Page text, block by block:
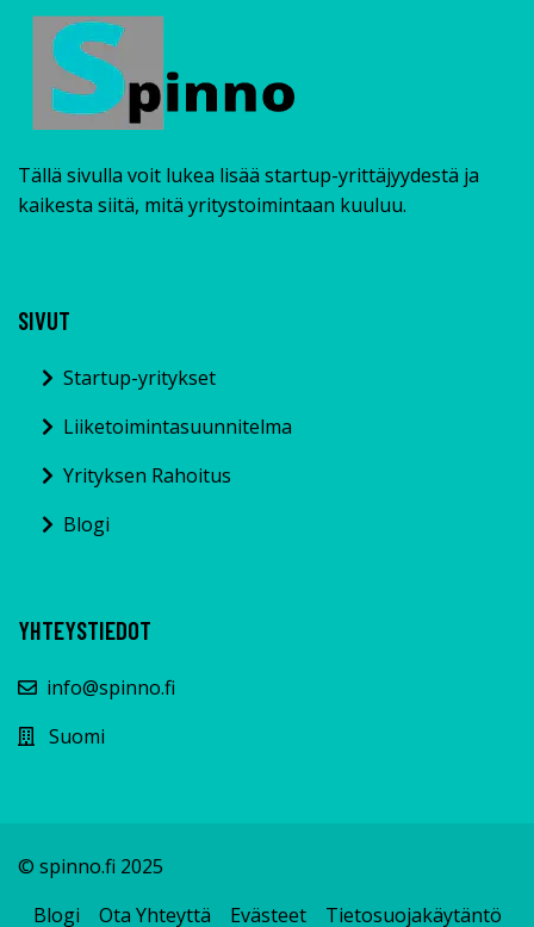
Tällä sivulla voit lukea lisää startup-yrittäjyydestä ja
kaikesta siitä, mitä yritystoimintaan kuuluu.
SIVUT
Startup-yritykset
Liiketoimintasuunnitelma
Yrityksen Rahoitus
Blogi
YHTEYSTIEDOT
info@spinno.fi
Suomi
© spinno.fi 2025
Blogi
Ota Yhteyttä Evästeet Tietosuojakäytäntö